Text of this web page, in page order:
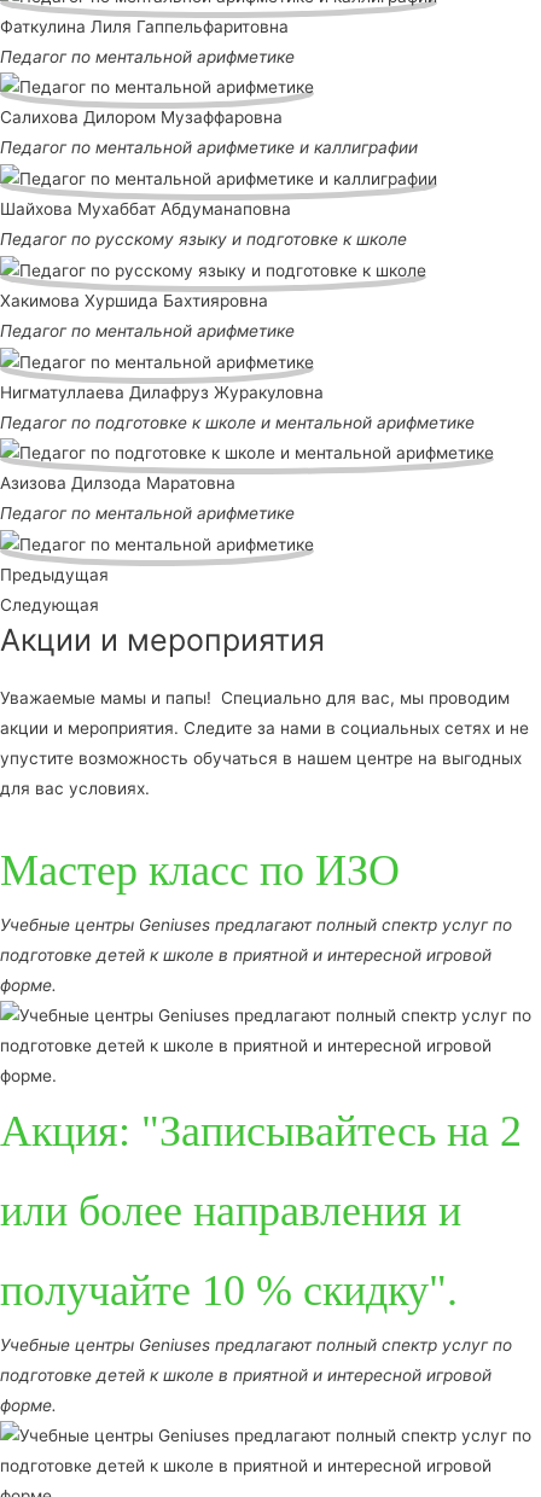
Фаткулина Лиля Гаппельфаритовна
Педагог по ментальной арифметике
Салихова Дилором Музаффаровна
Педагог по ментальной арифметике и каллиграфии
Шайхова Мухаббат Абдуманаповна
Педагог по русскому языку и подготовке к школе
Хакимова Хуршида Бахтияровна
Педагог по ментальной арифметике
Нигматуллаева Дилафруз Журакуловна
Педагог по подготовке к школе и ментальной арифметике
Азизова Дилзода Маратовна
Педагог по ментальной арифметике
Предыдущая
Следующая
Акции и мероприятия
Уважаемые мамы и папы! Специально для вас, мы проводим
акции и мероприятия. Следите за нами в социальных сетях и не
упустите возможность обучаться в нашем центре на выгодных
для вас условиях.
Мастер класс по ИЗО
Учебные центры Geniuses предлагают полный спектр услуг по
подготовке детей к школе в приятной и интересной игровой
форме.
Акция: "Записывайтесь на 2
или более направления и
получайте 10 % скидку".
Учебные центры Geniuses предлагают полный спектр услуг по
подготовке детей к школе в приятной и интересной игровой
форме.